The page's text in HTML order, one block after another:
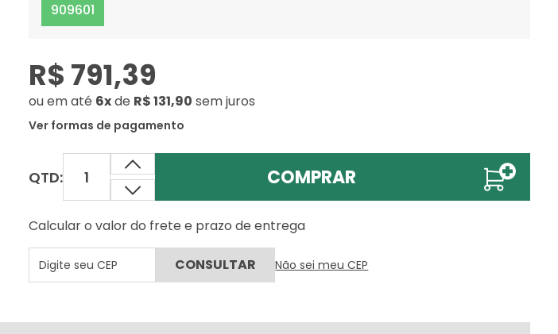
R$ 791,39
ouem até 6xde R$ 131,90 sem juros
Ver formas de pagamento
909601
QTD: COMPRAR
Calcular o valor do frete e prazo de entrega
Não sei meu CEP